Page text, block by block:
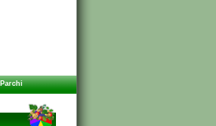
Parchi